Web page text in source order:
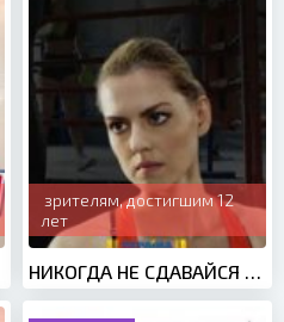
зрителям, достигшим 12
лет